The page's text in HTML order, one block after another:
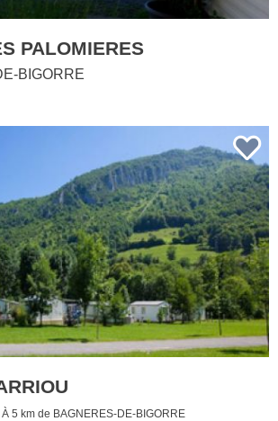
PALOMIERES
BIGORRE
À 5 km de BAGNERES-DE-BIGORRE